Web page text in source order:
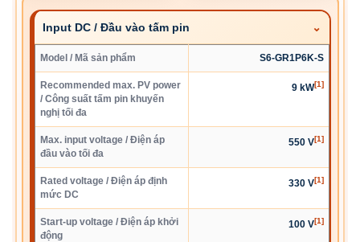
Input DC / Đầu vào tấm pin
Model / Mã sản phẩm S6-GR1P6K-S
Recommended max. PV power
/ Công suất tấm pin khuyến
nghị tối đa
9 kW[1]
Max. input voltage / Điện áp
đầu vào tối đa
550 V[1]
Rated voltage / Điện áp định
mức DC
330 V[1]
Start-up voltage / Điện áp khởi
động
100 V[1]